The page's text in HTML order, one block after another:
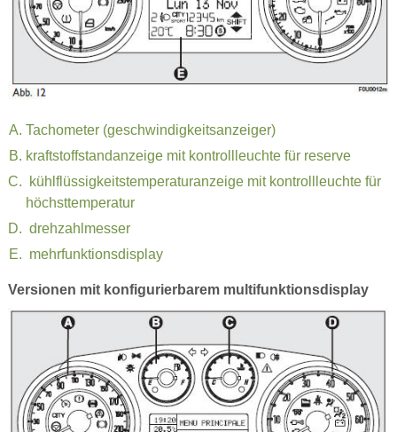
Tachometer (geschwindigkeitsanzeiger)
kraftstoffstandanzeige mit kontrollleuchte für reserve
kühlflüssigkeitstemperaturanzeige mit kontrollleuchte für
höchsttemperatur
drehzahlmesser
mehrfunktionsdisplay
Versionen mit konfigurierbarem multifunktionsdisplay